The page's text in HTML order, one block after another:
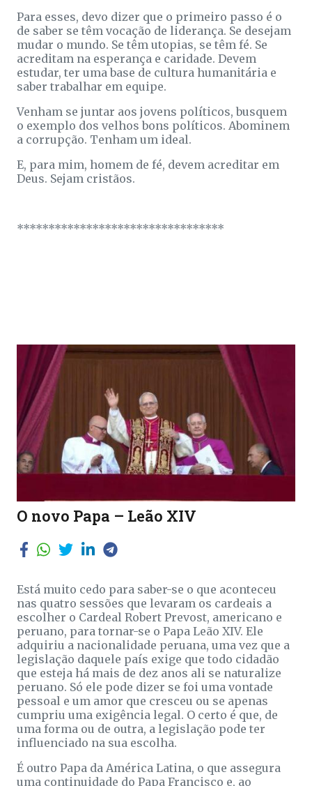
Para esses, devo dizer que o primeiro passo é o
de saber se têm vocação de liderança. Se desejam
mudar o mundo. Se têm utopias, se têm fé. Se
acreditam na esperança e caridade. Devem
estudar, ter uma base de cultura humanitária e
saber trabalhar em equipe.
Venham se juntar aos jovens políticos, busquem
o exemplo dos velhos bons políticos. Abominem
a corrupção. Tenham um ideal.
E, para mim, homem de fé, devem acreditar em
Deus. Sejam cristãos.
*********************************
O novo Papa – Leão XIV
Está muito cedo para saber-se o que aconteceu
nas quatro sessões que levaram os cardeais a
escolher o Cardeal Robert Prevost, americano e
peruano, para tornar-se o Papa Leão XIV. Ele
adquiriu a nacionalidade peruana, uma vez que a
legislação daquele país exige que todo cidadão
que esteja há mais de dez anos ali se naturalize
peruano. Só ele pode dizer se foi uma vontade
pessoal e um amor que cresceu ou se apenas
cumpriu uma exigência legal. O certo é que, de
uma forma ou de outra, a legislação pode ter
influenciado na sua escolha.
É outro Papa da América Latina, o que assegura
uma continuidade do Papa Francisco e, ao